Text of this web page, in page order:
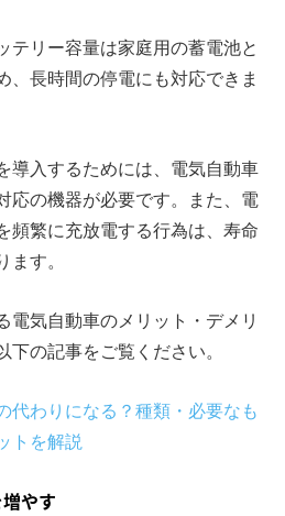
テリー容量は家庭用の蓄電池と
、長時間の停電にも対応できま
導入するためには、電気自動車
応の機器が必要です。また、電
頻繁に充放電する行為は、寿命
ます。
電気自動車のメリット・デメリ
下の記事をご覧ください。
代わりになる？種類・必要なも
トを解説
やす